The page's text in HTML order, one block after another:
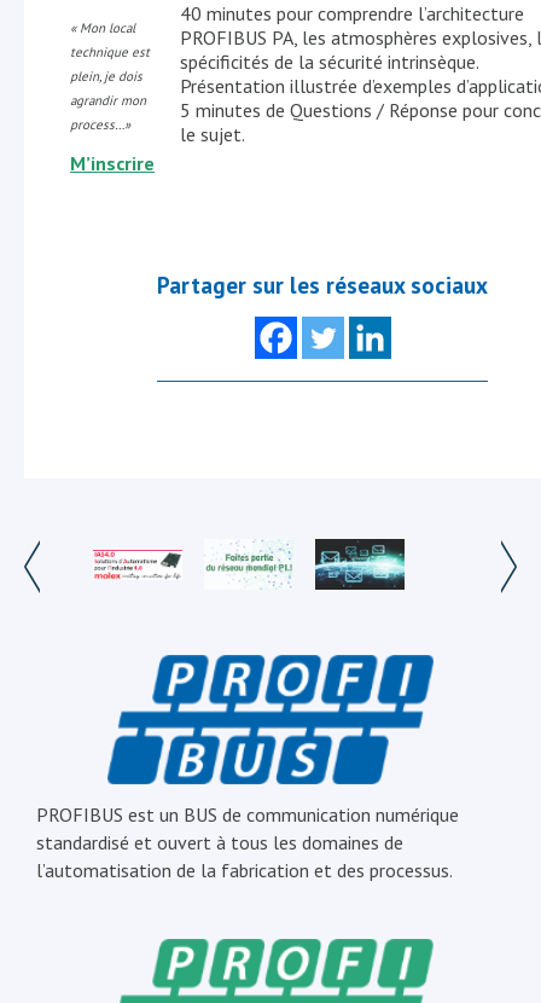
« Mon local
technique est
plein, je dois
agrandir mon
process…»
40 minutes pour comprendre l’architecture
PROFIBUS PA, les atmosphères explosives,
spécificités de la sécurité intrinsèque.
Présentation illustrée d’exemples
5 minutes de Questions / Réponse pour
le sujet.
M’inscrire
Partager sur les réseaux sociaux
PROFIBUS est un BUS de communication numérique
standardisé et ouvert à tous les domaines de
l’automatisation de la fabrication et des processus.